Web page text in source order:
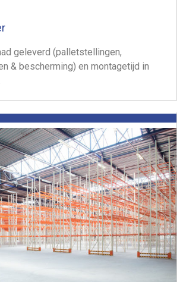
geleverd (palletstellingen,
& bescherming) en montagetijd in